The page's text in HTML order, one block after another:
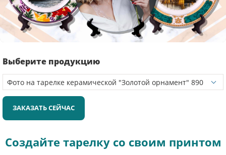
Выберите продукцию
ЗАКАЗАТЬ СЕЙЧАС
Создайте тарелку со своим принтом